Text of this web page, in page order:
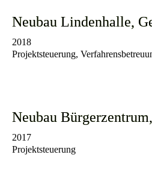
Neubau Lindenhalle,
2018
Projektsteuerung,
Neubau
2017
Projektsteuerung